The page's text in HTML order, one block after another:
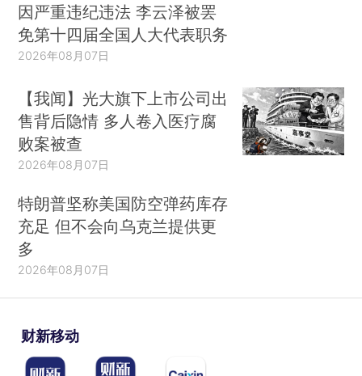
因严重违纪违法 李云泽被罢
免第十四届全国人大代表职务
2026年08月07日
【我闻】光大旗下上市公司出
售背后隐情 多人卷入医疗腐
败案被查
2026年08月07日
特朗普坚称美国防空弹药库存
充足 但不会向乌克兰提供更
多
2026年08月07日
财新移动